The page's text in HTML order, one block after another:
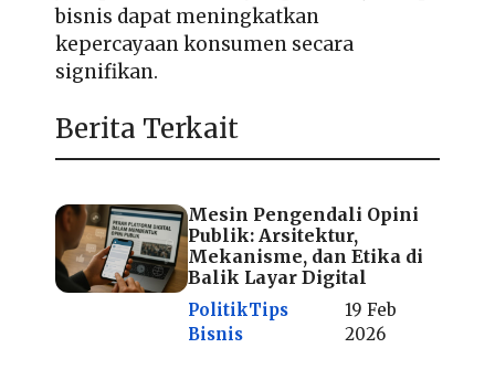
bisnis dapat meningkatkan
kepercayaan konsumen secara
signifikan.
Berita Terkait
Mesin Pengendali Opini
Publik: Arsitektur,
Mekanisme, dan Etika di
Balik Layar Digital
PolitikTips
Bisnis
19 Feb
2026